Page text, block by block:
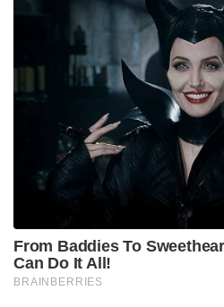
From Baddies To
Can Do It All!
BRAINBERRIES